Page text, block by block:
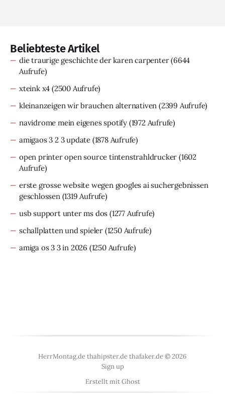
Beliebteste Artikel
die traurige geschichte der karen carpenter(6644
Aufrufe)
xteink x4 (2500 Aufrufe)
kleinanzeigen wir brauchen alternativen (2399 Aufrufe)
navidrome mein eigenes spotify (1972 Aufrufe)
amigaos 3 2 3 update (1878 Aufrufe)
open printer open source tintenstrahldrucker (1602
Aufrufe)
erste grosse website wegen googles ai suchergebnissen
geschlossen(1319 Aufrufe)
usb support unter ms dos (1277 Aufrufe)
schallplatten und spieler (1250 Aufrufe)
amiga os 3 3 in 2026 (1250 Aufrufe)
HerrMontag.de thahipster.de thafaker.de © 2026
Sign up
Erstellt mitGhost